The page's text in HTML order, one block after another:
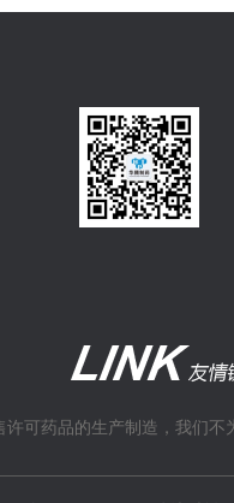
可药品的生产制造，我们不